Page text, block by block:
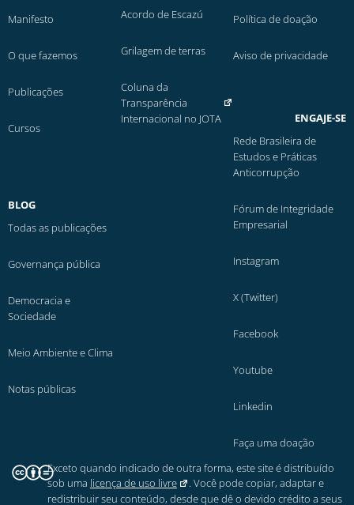
Manifesto
O que fazemos
Publicações
Cursos
BLOG
Todas as publicações
Governança pública
Democracia e
Sociedade
Meio Ambiente e Clima
Notas públicas
Acordo de Escazú
Grilagem de terras
Coluna da
Transparência
Internacional no JOTA
Política de doação
Aviso de privacidade
ENGAJE-SE
Rede Brasileira de
Estudos e Práticas
Anticorrupção
Fórum de Integridade
Empresarial
Instagram
X (Twitter)
Facebook
Youtube
Linkedin
Faça uma doação
Exceto quando indicado de outra forma, este site é distribuído
sob uma licença de uso livre
. Você pode copiar, adaptar e
redistribuir seu conteúdo, desde que dê o devido crédito a seus